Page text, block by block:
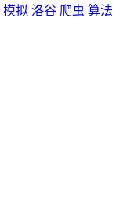
模拟 洛谷 爬虫 算法